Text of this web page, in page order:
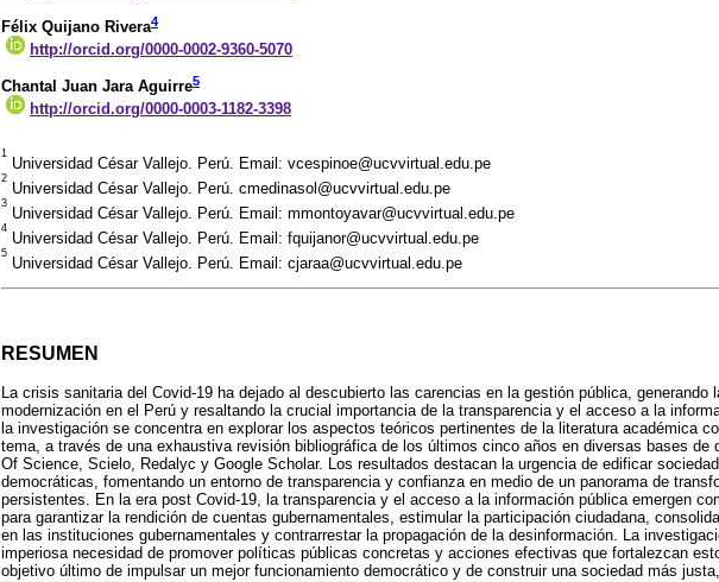
Félix Quijano Rivera4
http://orcid.org/0000-0002-9360-5070
Chantal Juan Jara Aguirre5
http://orcid.org/0000-0003-1182-3398
1
Universidad César Vallejo. Perú. Email: vcespinoe@ucvvirtual.edu.pe
2
Universidad César Vallejo. Perú. cmedinasol@ucvvirtual.edu.pe
3
Universidad César Vallejo. Perú. Email: mmontoyavar@ucvvirtual.edu.pe
4
Universidad César Vallejo. Perú. Email: fquijanor@ucvvirtual.edu.pe
5
Universidad César Vallejo. Perú. Email: cjaraa@ucvvirtual.edu.pe
RESUMEN
La crisis sanitaria del Covid-19 ha dejado al descubierto las carencias en la gestión pública, generando
modernización en el Perú y resaltando la crucial importancia de la transparencia y el acceso a la
la investigación se concentra en explorar los aspectos teóricos pertinentes de la literatura académica
tema, a través de una exhaustiva revisión bibliográfica de los últimos cinco años en diversas bases de
Of Science, Scielo, Redalyc y Google Scholar. Los resultados destacan la urgencia de edificar
democráticas, fomentando un entorno de transparencia y confianza en medio de un panorama de
persistentes. En la era post Covid-19, la transparencia y el acceso a la información pública emergen
para garantizar la rendición de cuentas gubernamentales, estimular la participación ciudadana,
en las instituciones gubernamentales y contrarrestar la propagación de la desinformación. La
imperiosa necesidad de promover políticas públicas concretas y acciones efectivas que fortalezcan
objetivo último de impulsar un mejor funcionamiento democrático y de construir una sociedad más